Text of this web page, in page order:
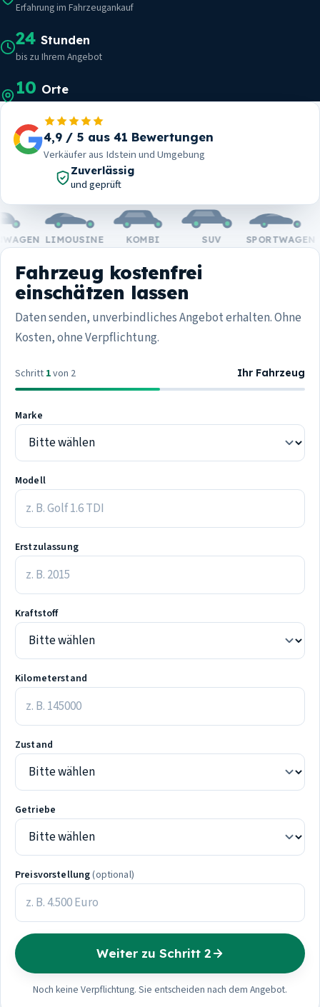
Erfahrung im Fahrzeugankauf
24 Stunden
bis zu Ihrem Angebot
10 Orte
im Abholgebiet um Idstein
100Prozent
Zahlung bei der Übergabe
4,9 / 5 aus 41 Bewertungen
Verkäufer aus Idstein und Umgebung
Zuverlässig
und geprüft
LIMOUSINE KOMBI SPORTWAGEN
Fahrzeug kostenfrei
einschätzen lassen
Daten senden, unverbindliches Angebot erhalten. Ohne
Kosten, ohne Verpflichtung.
Schritt 1von 2 Ihr Fahrzeug
Marke
Modell
Erstzulassung
Kraftstoff
Kilometerstand
Zustand
Getriebe
Preisvorstellung(optional)
Weiter zu Schritt 2
Noch keine Verpflichtung. Sie entscheiden nach dem Angebot.